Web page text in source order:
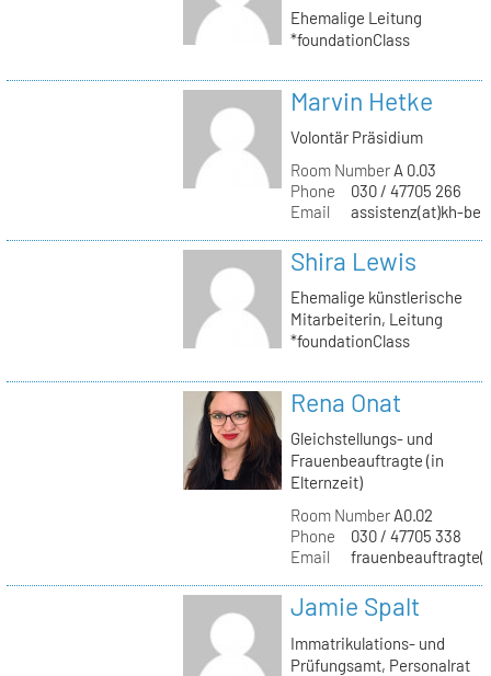
Ehemalige Leitung
*foundationClass
Marvin Hetke
Volontär Präsidium
Room NumberA 0.03
Phone
030 / 47705 266
Email
assistenz(at)kh-
Shira Lewis
Ehemalige künstlerische
Mitarbeiterin, Leitung
*foundationClass
Rena Onat
Gleichstellungs- und
Frauenbeauftragte (in
Elternzeit)
Room NumberA0.02
Phone
030 / 47705 338
Email
Jamie Spalt
Immatrikulations- und
Prüfungsamt, Personalrat